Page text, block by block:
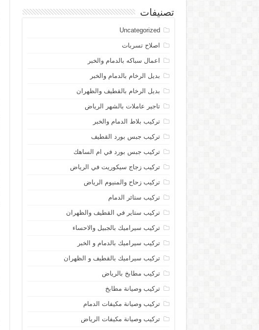
تصنيفات
Uncategorized
اصلاح تسربات
اعمال سباكه بالدمام والخبر
بديل الرخام بالدمام والخبر
بديل الرخام بالقطيف والظهران
تاجير عاملات بالشهر الرياض
تركيب بلاط الدمام والخبر
تركيب جبس بورد القطيف
تركيب جبس بورد في ام الساهك
تركيب زجاج سيكوريت في الرياض
تركيب زحاح والمنيوم الرياض
تركيب ستائر الدمام
تركيب ستاير في القطيف والظهران
تركيب سيراميك بالجبيل والاحساء
تركيب سيراميك بالدمام و الخبر
تركيب سيراميك بالقطيف و الظهران
تركيب مطابخ بالرياض
تركيب وصيانة مطابخ
تركيب وصيانة مكيفات الدمام
تركيب وصيانة مكيفات الرياض